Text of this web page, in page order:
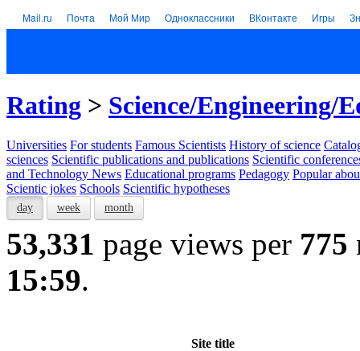
Mail.ru Почта Мой Мир Одноклассники ВКонтакте Игры
Rating > Science/Engineering/
Universities For students Famous Scientists History of science
sciences Scientific publications and publications Scientific
and Technology News Educational programs Pedagogy Popular
Scientic jokes Schools Scientific hypotheses
day week month
53,331 page views per 775
15:59.
Site title